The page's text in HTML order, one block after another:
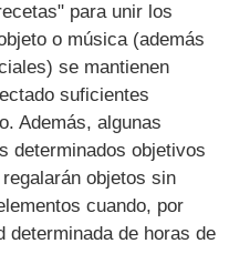
para unir los
o música (además
se mantienen
suficientes
Además, algunas
determinados objetivos
objetos sin
cuando, por
determinada de horas de